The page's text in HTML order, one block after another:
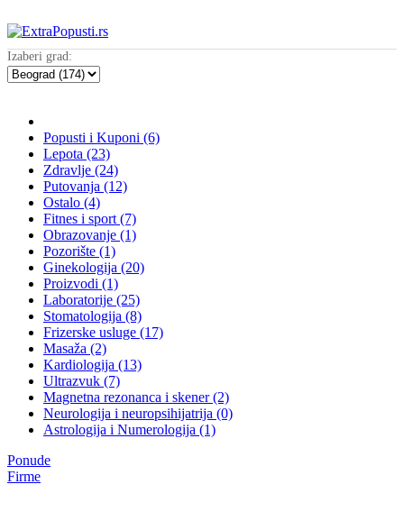
Izaberi grad:
Popusti i Kuponi (6)
Lepota (23)
Zdravlje (24)
Putovanja (12)
Ostalo (4)
Fitnes i sport (7)
Obrazovanje (1)
Pozorište (1)
Ginekologija (20)
Proizvodi (1)
Laboratorije (25)
Stomatologija (8)
Frizerske usluge (17)
Masaža (2)
Kardiologija (13)
Ultrazvuk (7)
Magnetna rezonanca i skener (2)
Neurologija i neuropsihijatrija (0)
Astrologija i Numerologija (1)
Ponude
Firme